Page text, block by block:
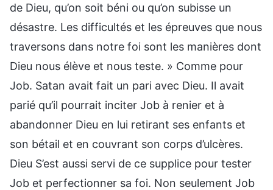
de Dieu, qu’on soit béni ou qu’on subisse un
désastre. Les difficultés et les épreuves que nous
traversons dans notre foi sont les manières dont
Dieu nous élève et nous teste. » Comme pour
Job. Satan avait fait un pari avec Dieu. Il avait
parié qu’il pourrait inciter Job à renier et à
abandonner Dieu en lui retirant ses enfants et
son bétail et en couvrant son corps d’ulcères.
Dieu S’est aussi servi de ce supplice pour tester
Job et perfectionner sa foi. Non seulement Job